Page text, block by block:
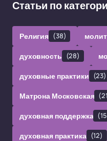
Статьи по
Религия (38)
духовность (28)
духовные практики (23)
Матрона Московская
духовная поддержка
духовная практика (12)